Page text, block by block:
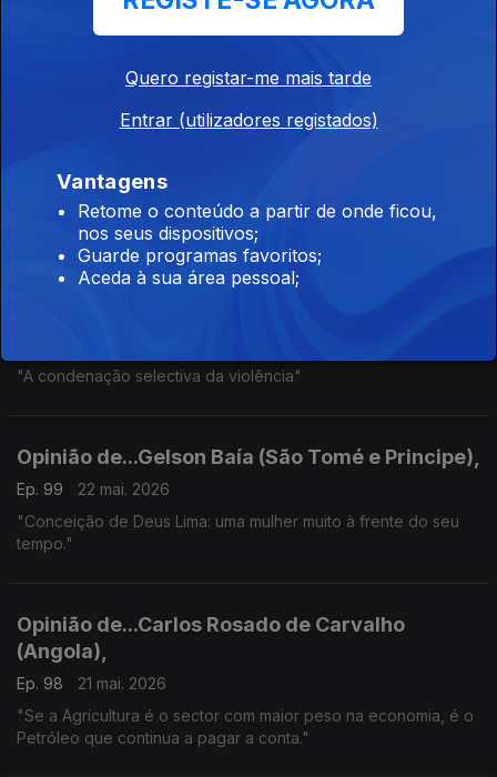
Sonko vs Diomey, Acabou?
26 mai. 2026
"São Vicente, Sal e Diáspora"
"A condenação selectiva da violência"
Opinião de...Gelson Baía (São Tomé e Principe),
Ep. 99
22 mai. 2026
"Conceição de Deus Lima: uma mulher muito à frente do seu
tempo."
Opinião de...Carlos Rosado de Carvalho
(Angola),
Ep. 98
21 mai. 2026
"Se a Agricultura é o sector com maior peso na economia, é o
Petróleo que continua a pagar a conta."
Quero registar-me mais tarde
Entrar (utilizadores registados)
Vantagens
Retome o conteúdo a partir de onde ficou,
nos seus dispositivos;
Guarde programas favoritos;
Aceda à sua área pessoal;